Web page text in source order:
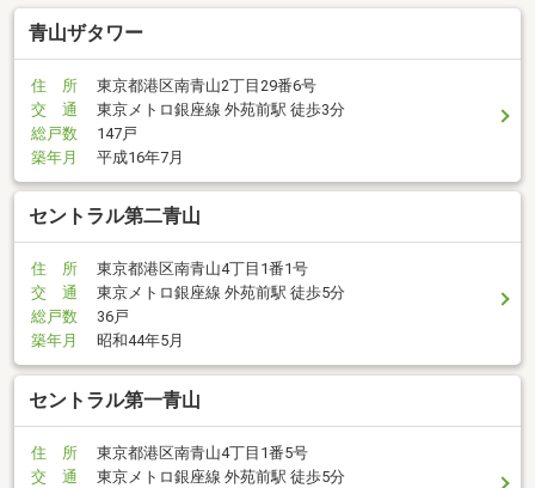
青山ザタワー
住 所
東京都港区南青山2丁目29番6号
交 通
東京メトロ銀座線 外苑前駅 徒歩3分
総戸数
147戸
築年月
平成16年7月
セントラル第二青山
住 所
東京都港区南青山4丁目1番1号
交 通
東京メトロ銀座線 外苑前駅 徒歩5分
総戸数
36戸
築年月
昭和44年5月
セントラル第一青山
住 所
東京都港区南青山4丁目1番5号
交 通
東京メトロ銀座線 外苑前駅 徒歩5分